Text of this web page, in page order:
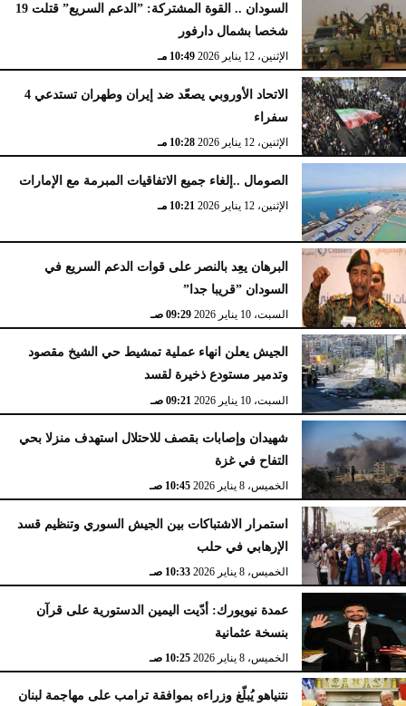
السودان .. القوة المشتركة: ”الدعم السريع” قتلت 19
شخصا بشمال دارفور
الإثنين، 12 يناير 2026 10:49 مـ
الاتحاد الأوروبي يصعّد ضد إيران وطهران تستدعي 4
سفراء
الإثنين، 12 يناير 2026 10:28 مـ
الصومال ..إلغاء جميع الاتفاقيات المبرمة مع الإمارات
الإثنين، 12 يناير 2026 10:21 مـ
البرهان يعِد بالنصر على قوات الدعم السريع في
السودان ”قريبا جدا”
السبت، 10 يناير 2026 09:29 صـ
الجيش يعلن انهاء عملية تمشيط حي الشيخ مقصود
وتدمير مستودع ذخيرة لقسد
السبت، 10 يناير 2026 09:21 صـ
شهيدان وإصابات بقصف للاحتلال استهدف منزلا بحي
التفاح في غزة
الخميس، 8 يناير 2026 10:45 صـ
استمرار الاشتباكات بين الجيش السوري وتنظيم قسد
الإرهابي في حلب
الخميس، 8 يناير 2026 10:33 صـ
عمدة نيويورك: أدّيت اليمين الدستورية على قرآن
بنسخة عثمانية
الخميس، 8 يناير 2026 10:25 صـ
نتنياهو يُبلّغ وزراءه بموافقة ترامب على مهاجمة لبنان